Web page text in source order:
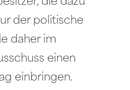
der politische
daher im
einen
einbringen.